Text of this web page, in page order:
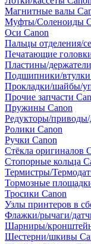
Магнитные валы
Муфты/Соленоиды
Оси Canon
Пальцы отделения/
Печатающие
Пластины/
Подшипники/втулки
Прокладки/шайбы/
Прочие запчасти
Пружины Canon
Редукторы/приводы/
Ролики Canon
Ручки Canon
Стёкла оригиналов
Стопорные кольца
Термистры/
Тормозные
Тросики Canon
Узлы принтеров в
Флажки/рычаги/
Шарниры/
Шестерни/шкивы